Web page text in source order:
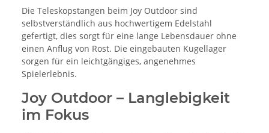
Die Teleskopstangen beim Joy Outdoor sind
selbstverständlich aus hochwertigem Edelstahl
gefertigt, dies sorgt für eine lange Lebensdauer ohne
einen Anflug von Rost. Die eingebauten Kugellager
sorgen für ein leichtgängiges, angenehmes
Spielerlebnis.
Joy Outdoor – Langlebigkeit
im Fokus